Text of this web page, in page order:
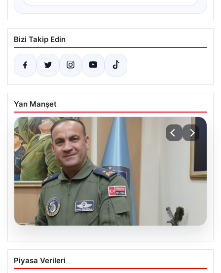
Bizi Takip Edin
Yan Manşet
Rafet Dalkıran kimdir? Yeni Hava
Kuvvetleri Komutanı Rafet Dalkıran’ın
Piyasa Verileri